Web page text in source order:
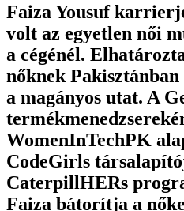
Faiza Yousuf
volt az egyetlen női
a cégénél.
nőknek
a magányos utat. A
WomenInTechPK
CodeGirls
CaterpillHERs
Faiza bátorítja a